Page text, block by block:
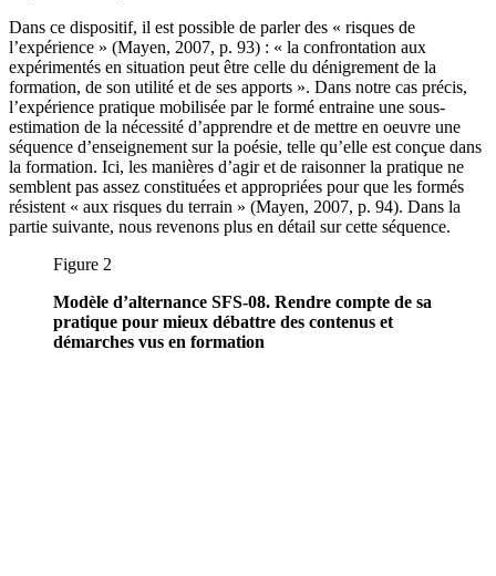
Dans ce dispositif, il est possible de parler des « risques de
l’expérience » (Mayen, 2007, p. 93) : « la confrontation aux
expérimentés en situation peut être celle du dénigrement de la
formation, de son utilité et de ses apports ». Dans notre cas précis,
l’expérience pratique mobilisée par le formé entraine une sous-
estimation de la nécessité d’apprendre et de mettre en oeuvre une
séquence d’enseignement sur la poésie, telle qu’elle est conçue dans
la formation. Ici, les manières d’agir et de raisonner la pratique ne
semblent pas assez constituées et appropriées pour que les formés
résistent « aux risques du terrain » (Mayen, 2007, p. 94). Dans la
partie suivante, nous revenons plus en détail sur cette séquence.
Figure 2
Modèle d’alternance SFS-08. Rendre compte de sa
pratique pour mieux débattre des contenus et
démarches vus en formation